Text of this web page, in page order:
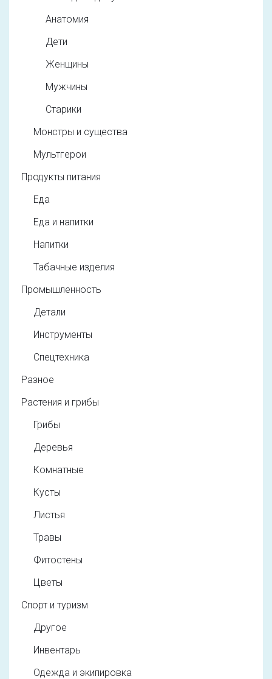
Анатомия
Дети
Женщины
Мужчины
Старики
Монстры и существа
Мультгерои
Продукты питания
Еда
Еда и напитки
Напитки
Табачные изделия
Промышленность
Детали
Инструменты
Спецтехника
Разное
Растения и грибы
Грибы
Деревья
Комнатные
Кусты
Листья
Травы
Фитостены
Цветы
Спорт и туризм
Другое
Инвентарь
Одежда и экипировка